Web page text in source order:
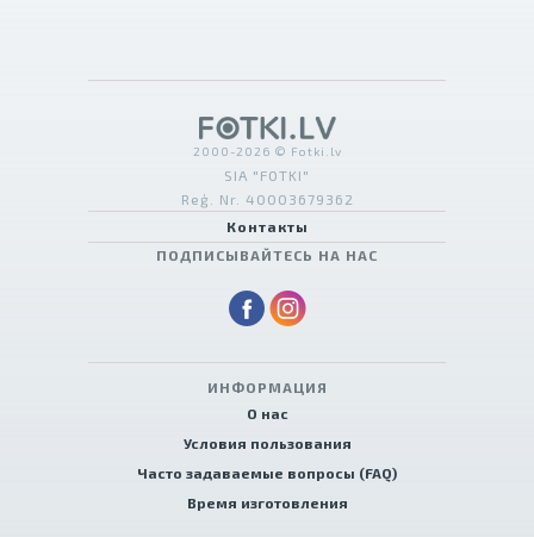
2000-2026 © Fotki.lv
SIA "FOTKI"
Reģ. Nr. 40003679362
Контакты
ПОДПИСЫВАЙТЕСЬ НА НАС
ИНФОРМАЦИЯ
О нас
Условия пользования
Часто задаваемые вопросы (FAQ)
Время изготовления